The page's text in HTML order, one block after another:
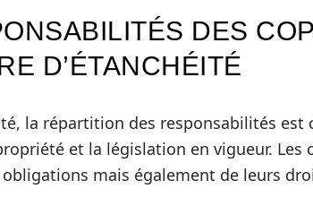
DES
D’ÉTANCHÉITÉ
la répartition des responsabilités est
et la législation en vigueur.
mais également de leurs